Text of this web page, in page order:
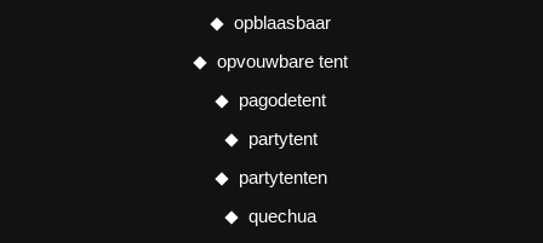
opblaasbaar
opvouwbare tent
pagodetent
partytent
partytenten
quechua